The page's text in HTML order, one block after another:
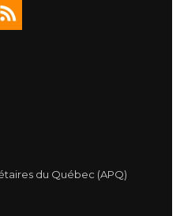
du Québec (APQ)